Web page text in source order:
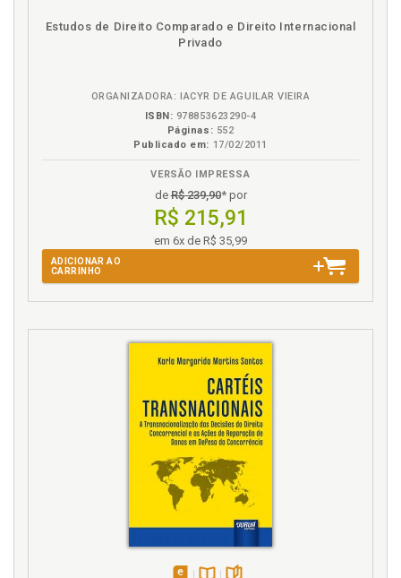
brasileira na questão de corpus-itaipu, p. 90
Realização do Mercosul, p. 99
Recentes transformações no sistema internacional,
Referências bibliográficas, p. 151
Relativa desindustrialização da Argentina, p. 122
Tradição realista, p. 34
Transformações no plano global, p. 57
Estudos de Direito Comparado e Direito Internacional
Privado
ORGANIZADORA: IACYR DE AGUILAR VIEIRA
ISBN: 978853623290-4
Páginas: 552
Publicado em: 17/02/2011
VERSÃO IMPRESSA
deR$ 239,90* por
R$ 215,91
em 6x de R$ 35,99
ADICIONAR AO
CARRINHO